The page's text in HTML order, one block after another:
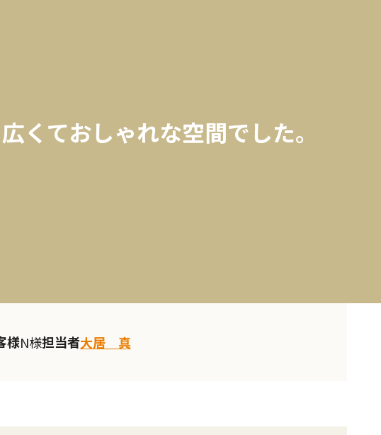
くておしゃれな空間でした。
様N様担当者大居 真